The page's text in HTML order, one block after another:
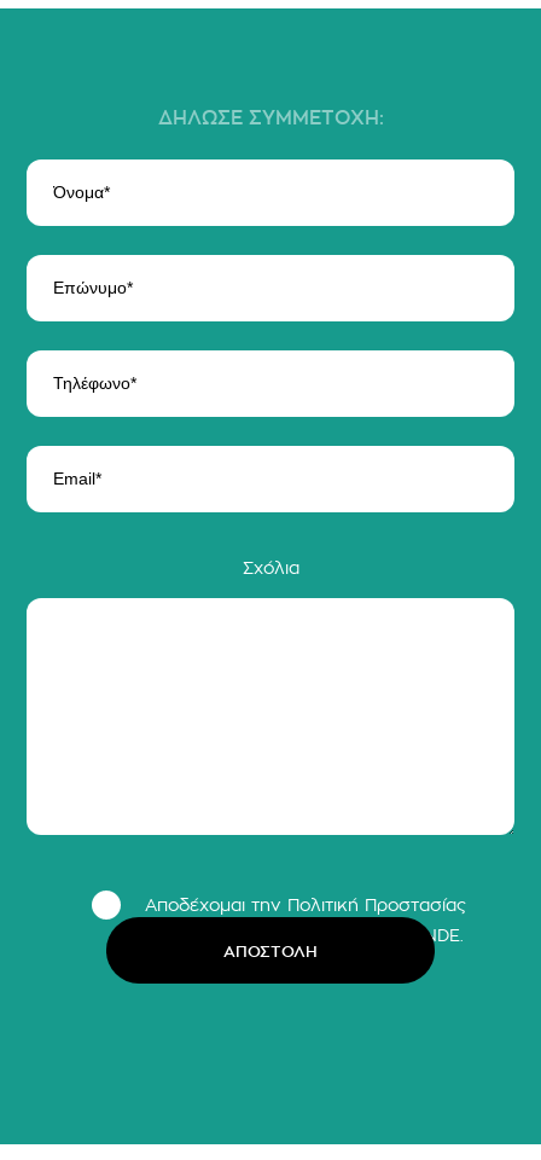
ΔΗΛΩΣΕ ΣΥΜΜΕΤΟΧΗ:
Σχόλια
Αποδέχομαι την Πολιτική Προστασίας
Προσωπικών Δεδομένων LΕ MONDE.